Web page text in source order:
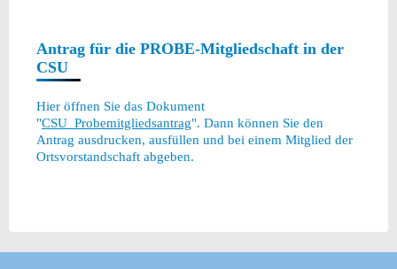
Antrag für die PROBE-Mitgliedschaft in der
CSU
Hier öffnen Sie das Dokument
"CSU_Probemitgliedsantrag". Dann können Sie den
Antrag ausdrucken, ausfüllen und bei einem Mitglied der
Ortsvorstandschaft abgeben.